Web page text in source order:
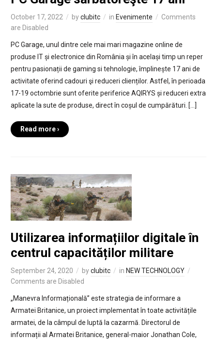
October 17, 2022 byclubitc in Evenimente
Comments
are Disabled
PC Garage, unul dintre cele mai mari magazine online de
produse IT și electronice din România și în același timp un reper
pentru pasionații de gaming si tehnologie, împlinește 17 ani de
activitate oferind cadouri şi reduceri clienților. Astfel, în perioada
17-19 octombrie sunt oferite periferice AQIRYS și reduceri extra
aplicate la sute de produse, direct în coșul de cumpărături. […]
Read more ›
Utilizarea informațiilor digitale în
centrul capacităților militare
September 24, 2020 byclubitc in NEW TECHNOLOGY
Comments are Disabled
„Manevra Informațională” este strategia de informare a
Armatei Britanice, un proiect implementat în toate activitățile
armatei, de la câmpul de luptă la cazarmă. Directorul de
informații al Armatei Britanice, general-maior Jonathan Cole,